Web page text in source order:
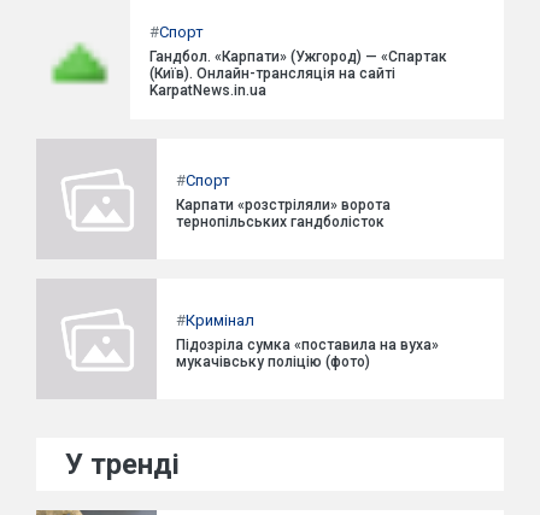
#Спорт
Гандбол. «Карпати» (Ужгород) — «Спартак
(Київ). Онлайн-трансляція на сайті
KarpatNews.in.ua
#Спорт
Карпати «розстріляли» ворота
тернопільських гандболісток
#Кримінал
Підозріла сумка «поставила на вуха»
мукачівську поліцію (фото)
У тренді